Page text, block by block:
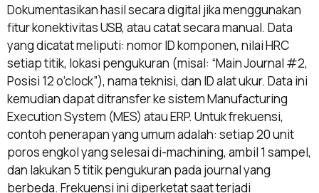
Dokumentasikan hasil secara digital jika menggunakan
fitur konektivitas USB, atau catat secara manual. Data
yang dicatat meliputi: nomor ID komponen, nilai HRC
setiap titik, lokasi pengukuran (misal: “Main Journal #2,
Posisi 12 o’clock”), nama teknisi, dan ID alat ukur. Data ini
kemudian dapat ditransfer ke sistem Manufacturing
Execution System (MES) atau ERP. Untuk frekuensi,
contoh penerapan yang umum adalah: setiap 20 unit
poros engkol yang selesai di-machining, ambil 1 sampel,
dan lakukan 5 titik pengukuran pada journal yang
berbeda. Frekuensi ini diperketat saat terjadi